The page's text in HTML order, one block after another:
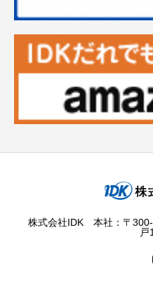
株式会社IDK 本社：〒
戸